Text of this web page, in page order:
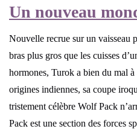
Un nouveau
Nouvelle recrue sur un vaisseau
bras plus gros que les cuisses
hormones, Turok a bien du mal à
origines indiennes, sa coupe
tristement célèbre Wolf Pack
Pack est une section des forces